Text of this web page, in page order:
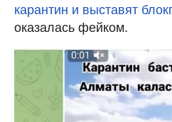
карантин и выставят
оказалась фейком.